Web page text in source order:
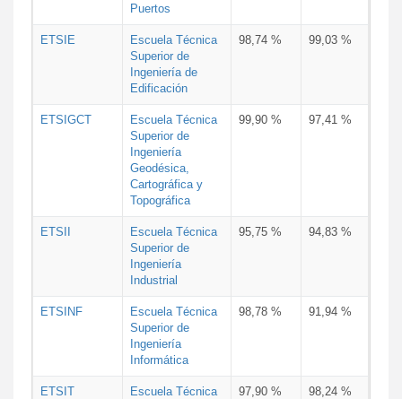
Puertos
ETSIE
Escuela Técnica
Superior de
Ingeniería de
Edificación
98,74 % 99,03 %
ETSIGCT
Escuela Técnica
Superior de
Ingeniería
Geodésica,
Cartográfica y
Topográfica
99,90 % 97,41 %
ETSII
Escuela Técnica
Superior de
Ingeniería
Industrial
95,75 % 94,83 %
ETSINF
Escuela Técnica
Superior de
Ingeniería
Informática
98,78 % 91,94 %
ETSIT
Escuela Técnica
97,90 % 98,24 %